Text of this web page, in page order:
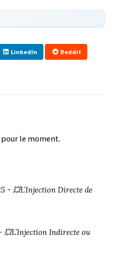
LinkedIn Reddit
le moment.
- 💥L’Injection Directe de
💥L’Injection Indirecte ou